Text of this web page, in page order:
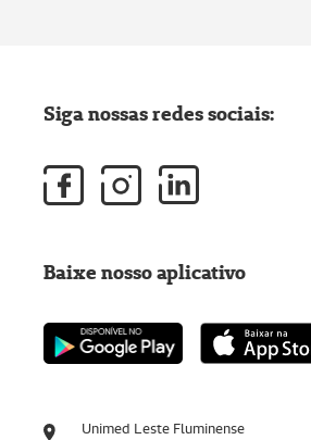
Unimed Leste Fluminense
Siga nossas redes sociais:
Baixe nosso aplicativo